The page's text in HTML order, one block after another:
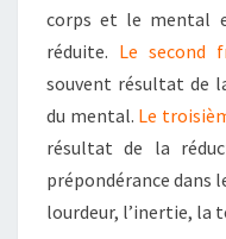
corps et le mental
réduite. Le second
souvent résultat de
du mental. Le
résultat de la
prépondérance dans
lourdeur, l’inertie, la